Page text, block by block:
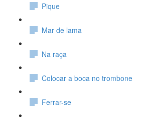
Pique
Mar de lama
Na raça
Colocar a boca no trombone
Ferrar-se